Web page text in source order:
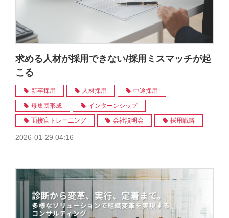
求める人材が採用できない/採用ミスマッチが起
こる
新卒採用 人材採用 中途採用
母集団形成 インターンシップ
面接官トレーニング 会社説明会 採用戦略
2026-01-29 04:16